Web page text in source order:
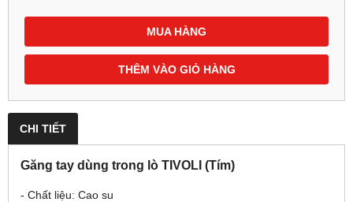
MUA HÀNG
THÊM VÀO GIỎ HÀNG
CHI TIẾT
Găng tay dùng trong lò TIVOLI (Tím)
- Chất liệu: Cao su